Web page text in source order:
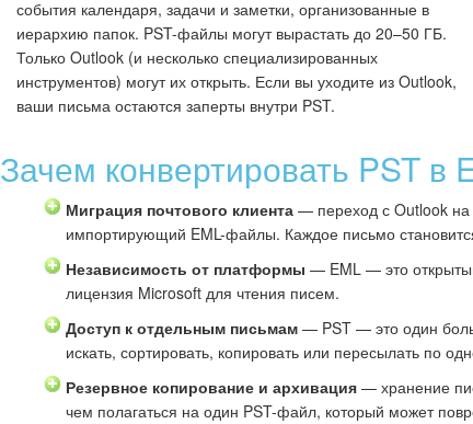
события календаря, задачи и заметки, организованные в
иерархию папок. PST-файлы могут вырастать до 20–50 ГБ.
Только Outlook (и несколько специализированных
инструментов) могут их открыть. Если вы уходите из Outlook,
ваши письма остаются заперты внутри PST.
Зачем конвертировать PST в
Миграция почтового клиента — переход с Outlook
импортирующий EML-файлы. Каждое письмо
Независимость от платформы — EML — это
лицензия Microsoft для чтения писем.
Доступ к отдельным письмам — PST — это один
искать, сортировать, копировать или пересылать по
Резервное копирование и архивация — хранение
чем полагаться на один PST-файл, который может